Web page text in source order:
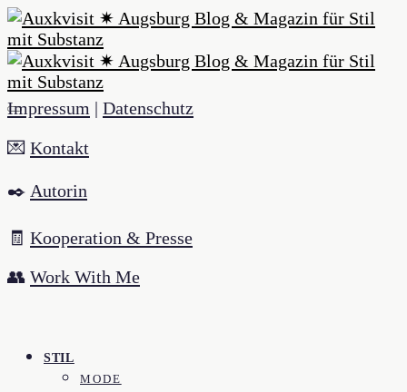
Impressum | Datenschutz
💌 Kontakt
✒️ Autorin
🧾 Kooperation & Presse
👥 Work With Me
STIL
MODE